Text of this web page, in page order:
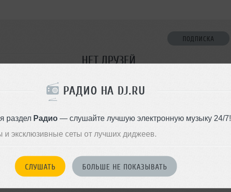
РАДИО НА DJ.RU
раздел Радио— слушайте лучшую электронную музыку 24/7!
эксклюзивные сеты от лучших диджеев.
СЛУШАТЬ БОЛЬШЕ НЕ ПОКАЗЫВАТЬ
ПОДПИСКА
НЕТ ДРУЗЕЙ